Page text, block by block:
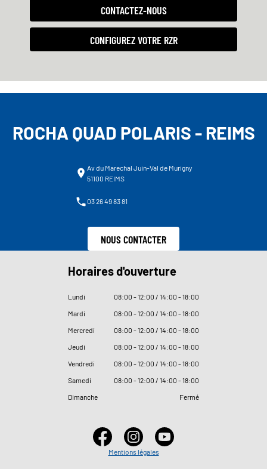
CONTACTEZ-NOUS
CONFIGUREZ VOTRE RZR
ROCHA QUAD POLARIS - REIMS
Av du Marechal Juin-Val de Murigny
51100 REIMS
03 26 49 83 81
NOUS CONTACTER
Horaires d'ouverture
Lundi 08:00 - 12:00 / 14:00 - 18:00
Mardi
08:00 - 12:00 / 14:00 - 18:00
Mercredi
08:00 - 12:00 / 14:00 - 18:00
Jeudi
08:00 - 12:00 / 14:00 - 18:00
Vendredi
08:00 - 12:00 / 14:00 - 18:00
Samedi
08:00 - 12:00 / 14:00 - 18:00
Dimanche
Fermé
Mentions légales